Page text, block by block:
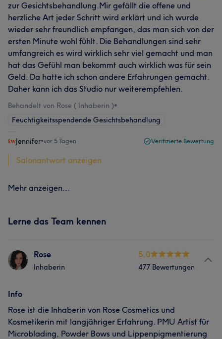
zur Gesichtsbehandlung.Mir gefällt die offene und
herzliche Art jeder Schritt wird erklärt und ich wurde
wieder sehr freundlich empfangen, das man sich von der
ersten Minute wohl fühlt. Die Behandlungen sind sehr
umfangreich es wird wirklich sehr viel gemacht und man
hat das Gefühl man bekommt auch wirklich was für sein
Geld. Da hatte ich schon andere Erfahrungen gemacht.
Daher kann ich das Studio nur weiterempfehlen.
Behandelt von Rose ( Inhaberin )•
Feuchtigkeitsspendende Gesichtsbehandlung
Jennifer•vor 5 Tagen Verifizierte Bewertung
Salonantwort anzeigen
Mehr anzeigen...
Lerne das Team kennen
Rose
Inhaberin
5.0
477 Bewertungen
Info
Rose ist die Inhaberin von Rose Cosmetics und
Kosmetikerin mit langjähriger Erfahrung. PMU Artist für
Microblading, Powder Bows und Lippenpigmentierung